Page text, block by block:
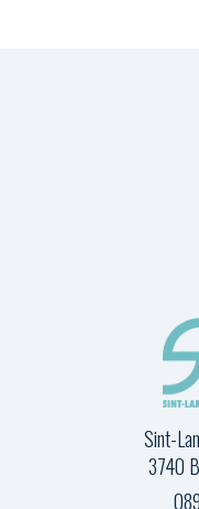
Sint-
3740